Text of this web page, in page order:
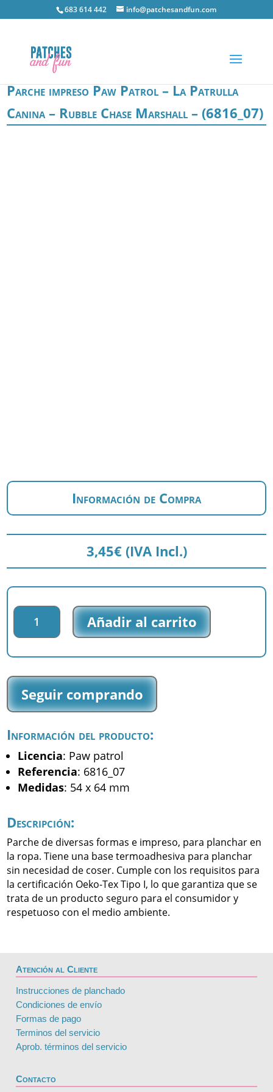
683 614 442 info@patchesandfun.com
Parche impreso Paw Patrol – La Patrulla
Canina – Rubble Chase Marshall – (6816_07)
Información de Compra
3,45€ (IVA Incl.)
Parche
impreso
Paw
Patrol
La
Patrulla
Canina
Rubble
Chase
Marshall
(6816_07)
Añadir al carrito
Seguir comprando
Información del producto:
Licencia: Paw patrol
Referencia: 6816_07
Medidas: 54 x 64 mm
Descripción:
Parche de diversas formas e impreso, para planchar en
la ropa. Tiene una base termoadhesiva para planchar
sin necesidad de coser. Cumple con los requisitos para
la certificación Oeko-Tex Tipo I, lo que garantiza que se
trata de un producto seguro para el consumidor y
respetuoso con el medio ambiente.
Atención al Cliente
Instrucciones de planchado
Condiciones de envío
Formas de pago
Terminos del servicio
Aprob. términos del servicio
Contacto